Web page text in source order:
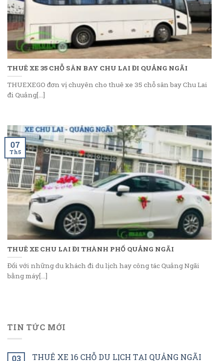
THUÊ XE 35 CHỖ SÂN BAY CHU LAI ĐI QUẢNG NGÃI
THUEXEGO đơn vị chuyên cho thuê xe 35 chỗ sân bay Chu Lai
đi Quảng[...]
THUÊ XE CHU LAI ĐI THÀNH PHỐ QUẢNG NGÃI
Đối với những du khách đi du lịch hay công tác Quảng Ngãi
bằng máy[...]
07
Th5
TIN TỨC MỚI
03 THUÊ XE 16 CHỖ DU LỊCH TẠI QUẢNG NGÃI